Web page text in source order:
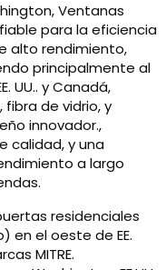
Ventanas
para la eficiencia
alto rendimiento,
principalmente al
UU.. y Canadá,
fibra de vidrio, y
innovador.,
calidad, y una
a largo
residenciales
en el oeste de EE.
MITRE.